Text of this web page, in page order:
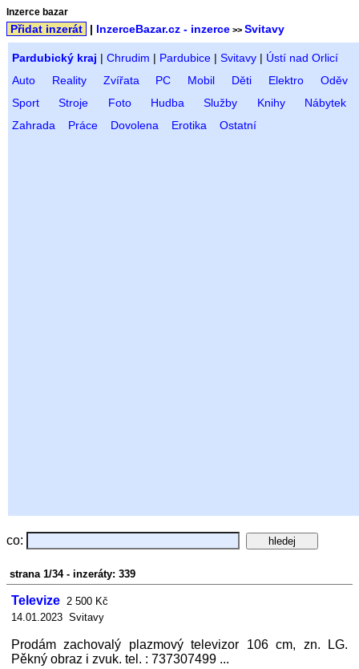
Inzerce bazar
Přidat inzerát | InzerceBazar.cz - inzerce >> Svitavy
Pardubický kraj | Chrudim | Pardubice | Svitavy | Ústí nad Orlicí
Auto
Reality Zvířata PC Mobil Děti Elektro
Oděv
Sport
Stroje Foto Hudba Služby Knihy
Nábytek
Zahrada
Práce Dovolena Erotika Ostatní
co:
strana 1/34 - inzeráty: 339
Televize 2 500 Kč
14.01.2023 Svitavy
Prodám zachovalý plazmový televizor 106 cm, zn. LG.
Pěkný obraz i zvuk. tel. : 737307499 ...